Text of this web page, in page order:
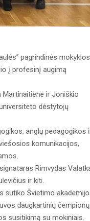
pagrindinės mokyklos
į profesinį augimą
ir Joniškio
dėstytojų
anglų pedagogikos
komunikacijos,
Rimvydas
ir kiti.
sutiko Švietimo
daugkartinių
susitikimą su mokiniais.